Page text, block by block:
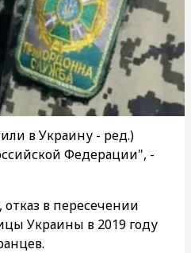
в Украину - ред.)
Федерации", -
в пересечении
Украины в 2019 году